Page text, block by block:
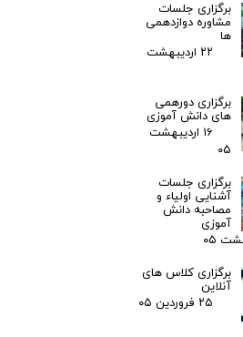
برگزاری جلسات
مشاوره دوازدهمی
ها
۲۲ اردیبهشت
برگزاری دورهمی
های دانش آموزی
۱۶ اردیبهشت
۰۵
برگزاری جلسات
آشنایی اولیاء و
مصاحبه دانش
آموزی
برگزاری کلاس های
آنلاین
۲۵ فروردین ۰۵